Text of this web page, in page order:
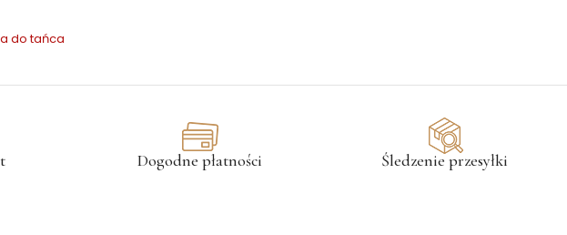
do tańca
Dogodne płatności Śledzenie przesyłki